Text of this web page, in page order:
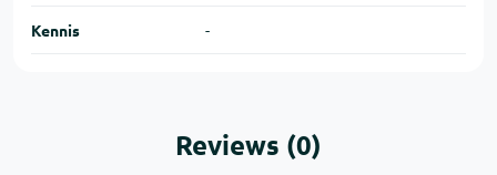
Kennis -
Reviews (0)